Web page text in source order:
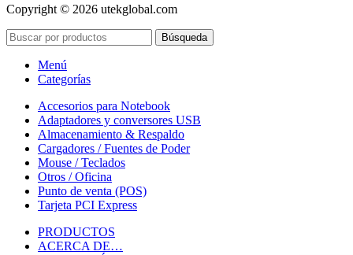
Copyright © 2026 utekglobal.com
Búsqueda
Menú
Categorías
Accesorios para Notebook
Adaptadores y conversores USB
Almacenamiento & Respaldo
Cargadores / Fuentes de Poder
Mouse / Teclados
Otros / Oficina
Punto de venta (POS)
Tarjeta PCI Express
PRODUCTOS
ACERCA DE…